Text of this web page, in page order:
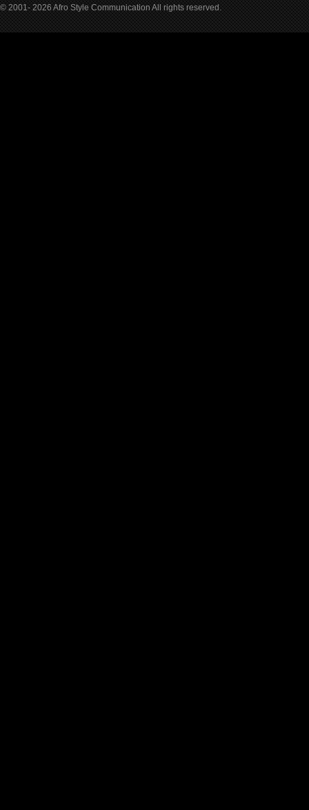
© 2001- 2026 Afro Style Communication All rights reserved.